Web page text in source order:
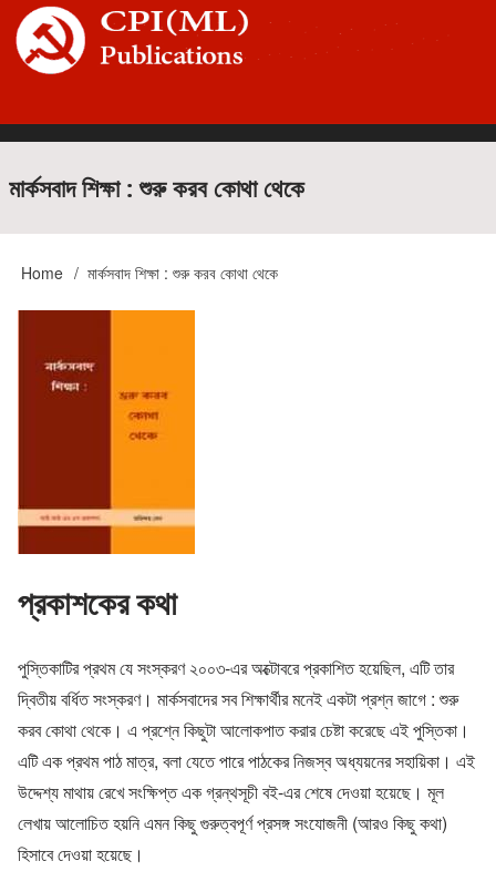
Skip
main
Main
navigation
মার্কসবাদ শিক্ষা : শুরু করব কোথা থেকে
Breadcrumb
Home মার্কসবাদ শিক্ষা : শুরু করব কোথা থেকে
প্রকাশকের কথা
পুস্তিকাটির প্রথম যে সংস্করণ ২০০৩-এর অক্টোবরে প্রকাশিত হয়েছিল, এটি তার
দ্বিতীয় বর্ধিত সংস্করণ। মার্কসবাদের সব শিক্ষার্থীর মনেই একটা প্রশ্ন জাগে : শুরু
করব কোথা থেকে। এ প্রশ্নে কিছুটা আলোকপাত করার চেষ্টা করেছে এই পুস্তিকা।
এটি এক প্রথম পাঠ মাত্র, বলা যেতে পারে পাঠকের নিজস্ব অধ্যয়নের সহায়িকা। এই
উদ্দেশ্য মাথায় রেখে সংক্ষিপ্ত এক গ্রন্থসূচী বই-এর শেষে দেওয়া হয়েছে। মূল
লেখায় আলোচিত হয়নি এমন কিছু গুরুত্বপূর্ণ প্রসঙ্গ সংযোজনী (আরও কিছু কথা)
হিসাবে দেওয়া হয়েছে।